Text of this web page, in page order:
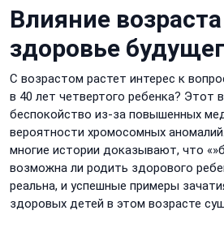
Влияние
здоровье
С возрастом растет интерес к
в 40 лет четвертого ребенка? Этот
беспокойство из-за повышенных
вероятности хромосомных
многие истории доказывают, что
возможна ли родить здорового
реальна, и успешные примеры
здоровых детей в этом возрасте